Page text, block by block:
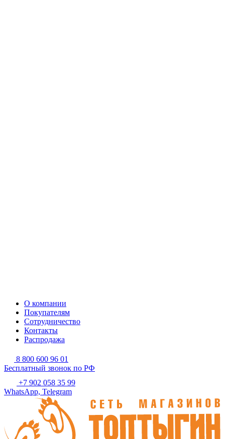
О компании
Покупателям
Сотрудничество
Контакты
Распродажа
8 800 600 96 01
Бесплатный звонок по РФ
+7 902 058 35 99
WhatsApp, Telegram